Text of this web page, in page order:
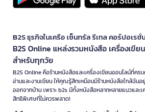
B2S ธุรกิจในเครือ เซ็นทรัล รีเทล คอร์ปอเร
B2S Online แหล่งรวมหนังสือ เครื่องเขีย
สำหรับทุกวัย
B2S Online คือร้านหนังสือและเครื่องเขียนออนไลน์ที่คร
อ่านและงานเขียน ให้คุณรู้สึกเหมือนมีร้านหนังสือใกล้ฉัน
ออกจากบ้าน เพราะ b2s มีทั้งหนังสือหลากหลายแนวแล
สิทธิพิเศษที่ไม่ควรพลาด!